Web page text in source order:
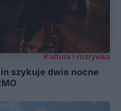
Kultura i rozrywka
szykuje dwie nocne